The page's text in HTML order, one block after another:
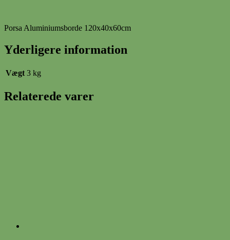
Porsa Aluminiumsborde 120x40x60cm
Yderligere information
Vægt 3 kg
Relaterede varer